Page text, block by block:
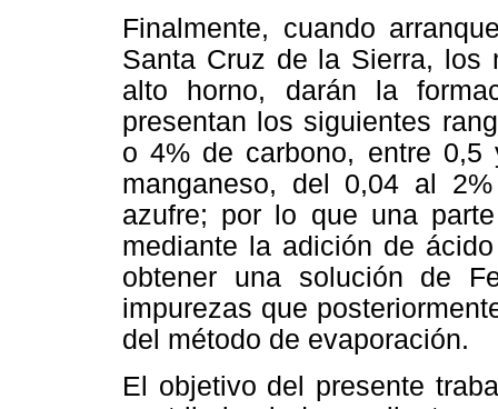
Finalmente, cuando
Santa Cruz de la Sierra, los
alto horno, darán la
presentan los siguientes
o 4% de carbono, entre
manganeso, del 0,04 al
azufre; por lo que una
mediante la adición de
obtener una solución de
impurezas que posteriorme
del método de evaporación.
El objetivo del presente